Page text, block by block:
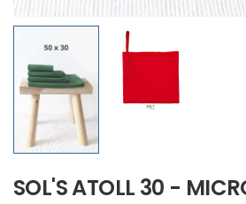
SOL'S ATOLL 30 -